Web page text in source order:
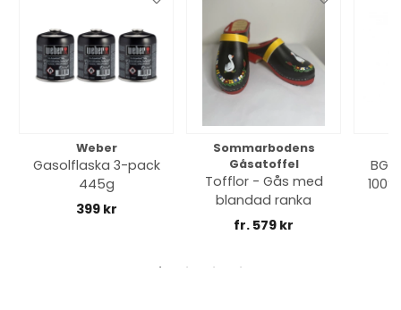
Weber
Gasolflaska 3-pack
445g
399 kr
Sommarbodens
Gåsatoffel
Tofflor - Gås med
blandad ranka
fr. 579 kr